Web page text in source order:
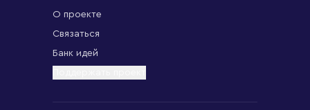
О проекте
Связаться
Банк идей